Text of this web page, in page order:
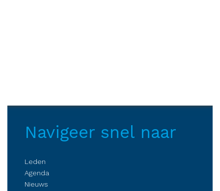
Navigeer snel naar
Leden
Agenda
Nieuws